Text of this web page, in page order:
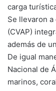
carga
Se llevaron
(CVAP)
además de
De igual
Nacional de
marinos,